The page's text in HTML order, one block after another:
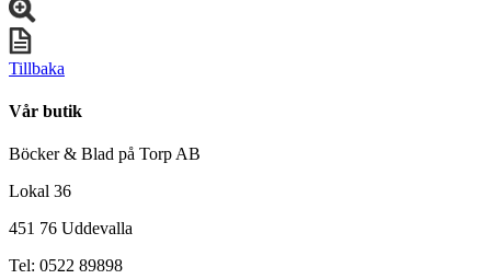
Tillbaka
Vår butik
Böcker & Blad på Torp AB
Lokal 36
451 76 Uddevalla
Tel: 0522 89898